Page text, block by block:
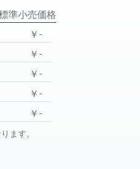
準小売価格
￥-
￥-
￥-
￥-
￥-
ます。